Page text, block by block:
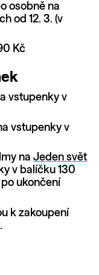
osobně na
od 12. 3. (v
Kč
vstupenky v
vstupenky v
na Jeden svět
v balíčku 130
ukončení
k zakoupení
.